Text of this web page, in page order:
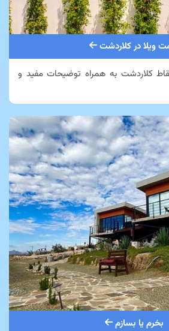
ویلا در کلاردشت
کلاردشت به همراه توضیحات مفید و
بخرم یا بسازم